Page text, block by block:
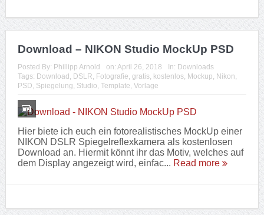
Download – NIKON Studio MockUp PSD
Posted By: Phillipp Arnold on: April 26, 2018 In: Downloads
Tags: Download , DSLR, Fotografie, gratis, kostenlos, Mockup, Nikon,
PSD, Spiegelung, Studio, Template, Vorlage
Hier biete ich euch ein fotorealistisches MockUp einer
NIKON DSLR Spiegelreflexkamera als kostenlosen
Download an. Hiermit könnt ihr das Motiv, welches auf
dem Display angezeigt wird, einfac... Read more